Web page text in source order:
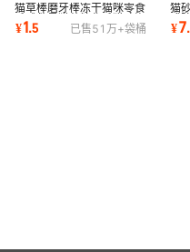
猫草棒磨牙棒冻干猫咪零食
毛球救星猫草粒化毛猫咪泡
面猫草排毛棒
¥1.5 已售51万+袋桶
猫
式
沙
¥7.